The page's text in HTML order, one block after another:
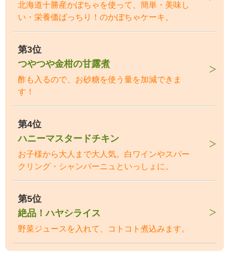
北海道十勝産かぼちゃを使って、簡単・美味し
い・栄養価ばっちり！のかぼちゃケーキ。
第3位
つやつや金柑の甘露煮
酢も入るので、お砂糖を使う量を加減できま
す！
第4位
ハニーマスタードチキン
お子様から大人まで大人気。白ワインやスパー
クリング・シャンパーニュといっしょに。
第5位
絶品！ハヤシライス
野菜ジュースを入れて、コトコト煮込みます。